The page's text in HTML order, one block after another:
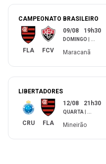
CAMPEONATO BRASILEIRO
FLA FCV
09/08 19h30
DOMINGO
Maracanã
LIBERTADORES
CRU FLA
12/08 21h30
QUARTA
Mineirão